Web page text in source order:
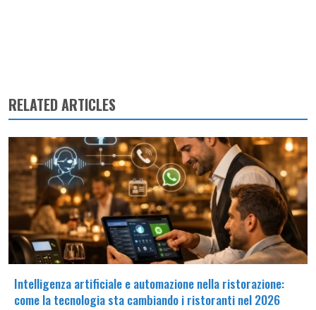
RELATED ARTICLES
Intelligenza artificiale e automazione nella ristorazione:
come la tecnologia sta cambiando i ristoranti nel 2026